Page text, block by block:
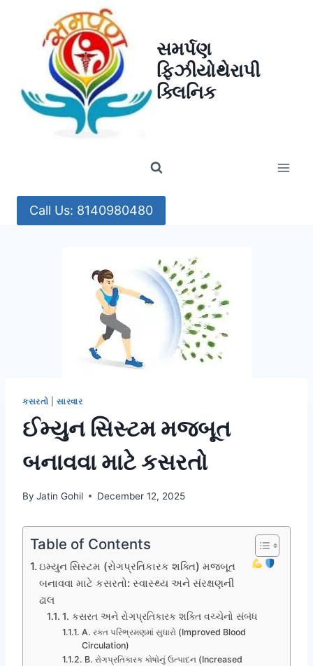
સમર્પણ
ફિઝીયોથેરાપી
ક્લિનિક
Call Us: 8140980480
કસરતો |સારવાર
ઈમ્યુન સિસ્ટમ મજબૂત
બનાવવા માટે કસરતો
By Jatin Gohil December 12, 2025
Table of Contents
ઇમ્યુન સિસ્ટમ (રોગપ્રતિકારક શક્તિ) મજબૂત
બનાવવા માટે કસરતો: સ્વાસ્થ્ય અને સંરક્ષણની
ઢાલ
1. કસરત અને રોગપ્રતિકારક શક્તિ વચ્ચેનો સંબંધ
A. રક્ત પરિભ્રમણમાં સુધારો (Improved Blood
Circulation)
B. રોગપ્રતિકારક કોષોનું ઉત્પાદન (Increased